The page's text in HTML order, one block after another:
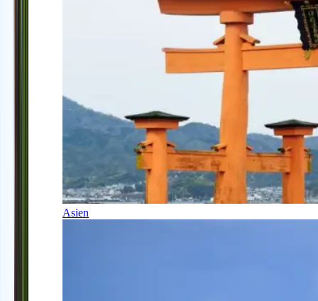
Asien